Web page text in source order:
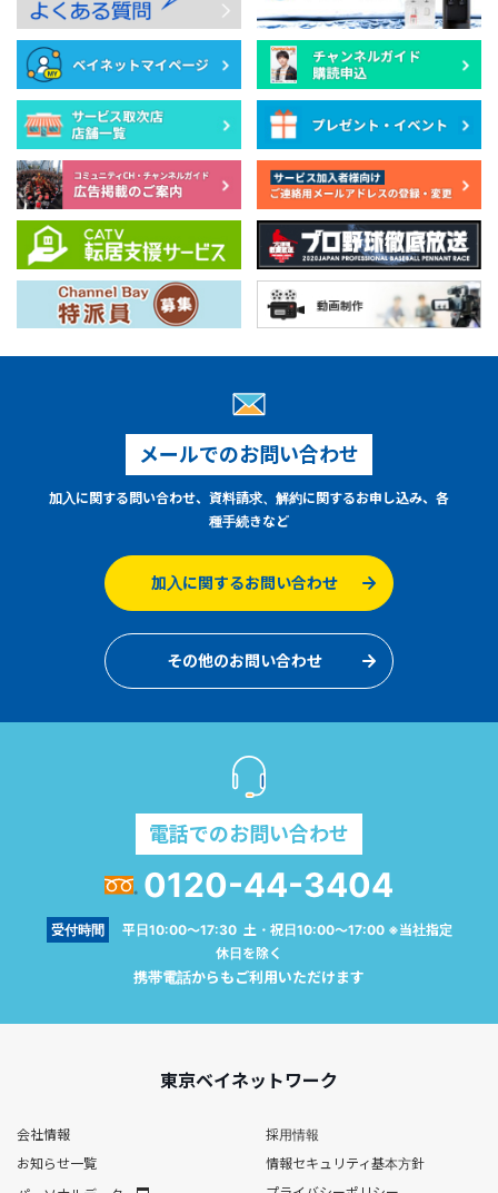
メールでのお問い合わせ
加入に関する問い合わせ、資料請求、解約に関するお申し込み、各
種手続きなど
加入に関するお問い合わせ
その他のお問い合わせ
電話でのお問い合わせ
0120-44-3404
受付時間
平日10:00～17:30 土・祝日10:00～17:00 ※当社指定
休日を除く
携帯電話からもご利用いただけます
東京ベイネットワーク
会社情報
採用情報
お知らせ一覧
情報セキュリティ基本方針